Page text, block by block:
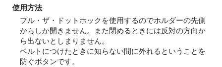
使用方法
プル・ザ・ドットホックを使用するのでホルダーの先側
からしか開きません。また閉めるときには反対の方向か
ら出ないとしまりません。
ベルトにつけたときに知らない間に外れるということを
防ぐボタンです。